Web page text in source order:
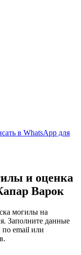
в WhatsApp для
и оценка
Варок
могилы на
Заполните данные
по email или